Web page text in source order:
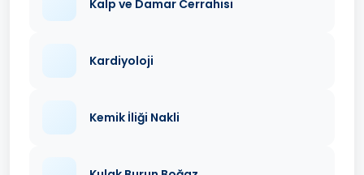
Kalp ve Damar Cerrahisi
Kardiyoloji
Kemik İliği Nakli